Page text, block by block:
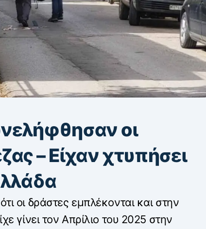
οι
– Είχαν χτυπήσει
οι δράστες εμπλέκονται και στην
γίνει τον Απρίλιο του 2025 στην